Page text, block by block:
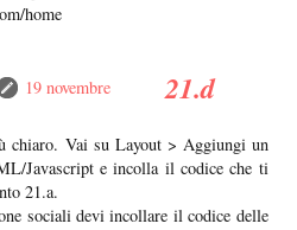
home
19 novembre
chiaro. Vai su Layout > Aggiungi un
Javascript e incolla il codice che ti
21.a.
sociali devi incollare il codice delle